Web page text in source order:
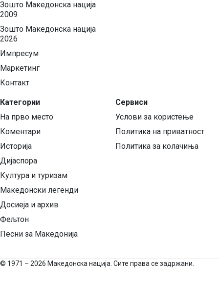
Зошто Македонска нација
2009
Зошто Македонска нација
2026
Импресум
Маркетинг
Контакт
Категории
На прво место
Коментари
Историја
Дијаспора
Култура и туризам
Македонски легенди
Досиеја и архив
Фељтон
Песни за Македонија
Сервиси
Услови за користење
Политика на приватност
Политика за колачиња
© 1971 – 2026 Македонска нација. Сите права се задржани.